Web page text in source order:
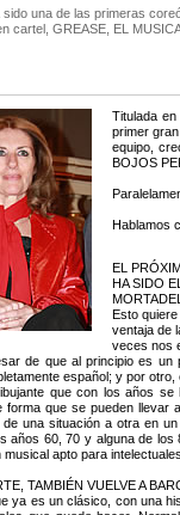
una de las primeras
cartel, GREASE, EL
Titulada
primer
equipo,
BOJOS
Hablamos
EL
HA SIDO
Esto
ventaja de
veces nos
de que al principio es
español; y por
que con los años
forma que se pueden llevar
una situación a otra en
años 60, 70 y alguna de
apto para
TAMBIÉN VUELVE A
ya es un clásico, con una